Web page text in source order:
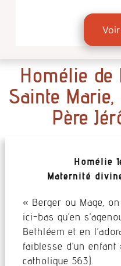
Homélie de
Sainte
Père
Homélie
Maternité
« Berger ou Mage,
ici-bas qu’en
Bethléem et en
faiblesse d’un enfant
catholique 563).